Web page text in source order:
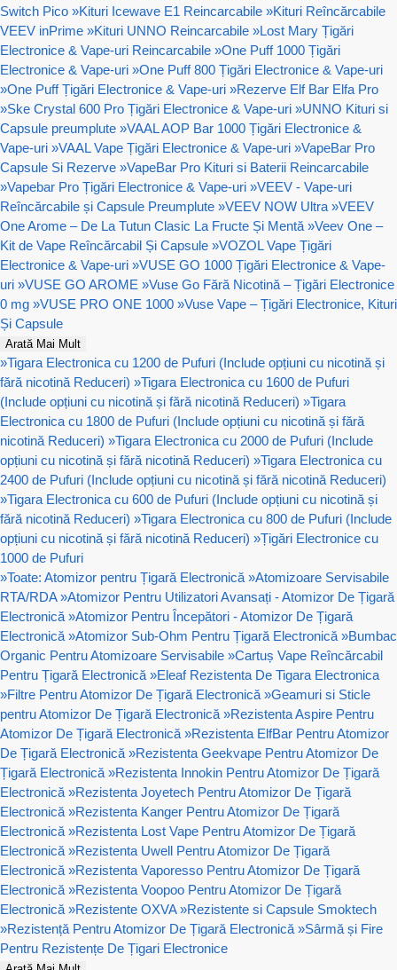
Switch Pico »Kituri Icewave E1 Reincarcabile »Kituri Reîncărcabile
VEEV inPrime »Kituri UNNO Reincarcabile »Lost Mary Țigări
Electronice & Vape-uri Reincarcabile »One Puff 1000 Țigări
Electronice & Vape-uri »One Puff 800 Țigări Electronice & Vape-uri
»One Puff Țigări Electronice & Vape-uri »Rezerve Elf Bar Elfa Pro
»Ske Crystal 600 Pro Țigări Electronice & Vape-uri »UNNO Kituri si
Capsule preumplute »VAAL AOP Bar 1000 Țigări Electronice &
Vape-uri »VAAL Vape Țigări Electronice & Vape-uri »VapeBar Pro
Capsule Si Rezerve »VapeBar Pro Kituri si Baterii Reincarcabile
»Vapebar Pro Țigări Electronice & Vape-uri »VEEV - Vape-uri
Reîncărcabile și Capsule Preumplute »VEEV NOW Ultra »VEEV
One Arome – De La Tutun Clasic La Fructe Și Mentă »Veev One –
Kit de Vape Reîncărcabil Și Capsule »VOZOL Vape Țigări
Electronice & Vape-uri »VUSE GO 1000 Țigări Electronice & Vape-
uri »VUSE GO AROME »Vuse Go Fără Nicotină – Țigări Electronice
0 mg »VUSE PRO ONE 1000 »Vuse Vape – Țigări Electronice, Kituri
Și Capsule
Arată Mai Mult
»Tigara Electronica cu 1200 de Pufuri (Include opțiuni cu nicotină și
fără nicotină Reduceri) »Tigara Electronica cu 1600 de Pufuri
(Include opțiuni cu nicotină și fără nicotină Reduceri) »Tigara
Electronica cu 1800 de Pufuri (Include opțiuni cu nicotină și fără
nicotină Reduceri) »Tigara Electronica cu 2000 de Pufuri (Include
opțiuni cu nicotină și fără nicotină Reduceri) »Tigara Electronica cu
2400 de Pufuri (Include opțiuni cu nicotină și fără nicotină Reduceri)
»Tigara Electronica cu 600 de Pufuri (Include opțiuni cu nicotină și
fără nicotină Reduceri) »Tigara Electronica cu 800 de Pufuri (Include
opțiuni cu nicotină și fără nicotină Reduceri) »Țigări Electronice cu
1000 de Pufuri
»Toate: Atomizor pentru Țigară Electronică »Atomizoare Servisabile
RTA/RDA »Atomizor Pentru Utilizatori Avansați - Atomizor De Țigară
Electronică »Atomizor Pentru Începători - Atomizor De Țigară
Electronică »Atomizor Sub-Ohm Pentru Țigară Electronică »Bumbac
Organic Pentru Atomizoare Servisabile »Cartuș Vape Reîncărcabil
Pentru Țigară Electronică »Eleaf Rezistenta De Tigara Electronica
»Filtre Pentru Atomizor De Țigară Electronică »Geamuri si Sticle
pentru Atomizor De Țigară Electronică »Rezistenta Aspire Pentru
Atomizor De Țigară Electronică »Rezistenta ElfBar Pentru Atomizor
De Țigară Electronică »Rezistenta Geekvape Pentru Atomizor De
Țigară Electronică »Rezistenta Innokin Pentru Atomizor De Țigară
Electronică »Rezistenta Joyetech Pentru Atomizor De Țigară
Electronică »Rezistenta Kanger Pentru Atomizor De Țigară
Electronică »Rezistenta Lost Vape Pentru Atomizor De Țigară
Electronică »Rezistenta Uwell Pentru Atomizor De Țigară
Electronică »Rezistenta Vaporesso Pentru Atomizor De Țigară
Electronică »Rezistenta Voopoo Pentru Atomizor De Țigară
Electronică »Rezistente OXVA »Rezistente si Capsule Smoktech
»Rezistență Pentru Atomizor De Țigară Electronică »Sârmă și Fire
Pentru Rezistențe De Țigari Electronice